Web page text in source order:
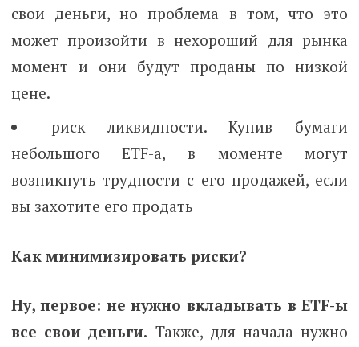
свои деньги, но проблема в том, что это
может произойти в нехороший для рынка
момент и они будут проданы по низкой
цене.
риск ликвидности. Купив бумаги
небольшого ETF-а, в моменте могут
возникнуть трудности с его продажей, если
вы захотите его продать
Как минимизировать риски?
Ну, первое: не нужно вкладывать в ETF-ы
все свои деньги. Также, для начала нужно